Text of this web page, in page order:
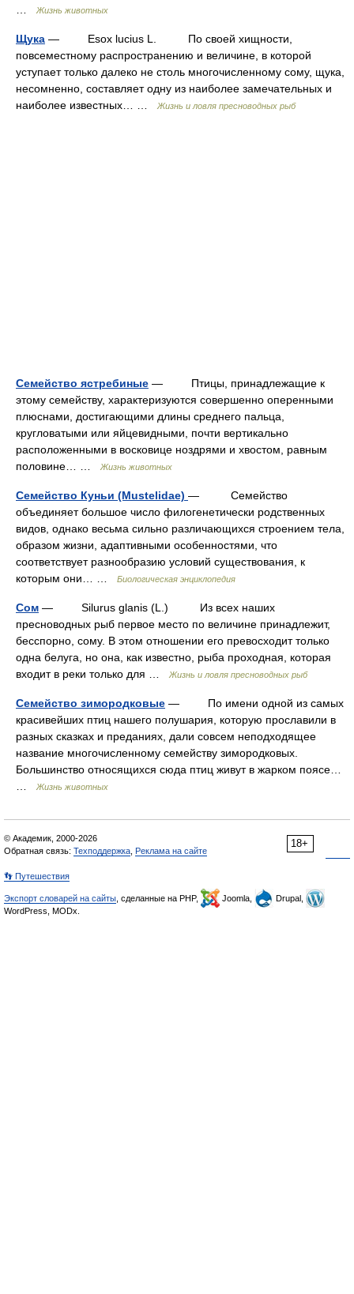
Жизнь животных
Щука — Esox lucius L. По своей хищности,
повсеместному распространению и величине, в которой
уступает только далеко не столь многочисленному сому, щука,
несомненно, составляет одну из наиболее замечательных и
наиболее известных… …
Жизнь и ловля пресноводных рыб
Семейство ястребиные — Птицы, принадлежащие к
этому семейству, характеризуются совершенно оперенными
плюснами, достигающими длины среднего пальца,
кругловатыми или яйцевидными, почти вертикально
расположенными в восковице ноздрями и хвостом, равным
половине… …
Жизнь животных
Семейство Куньи (Mustelidae) — Семейство
объединяет большое число филогенетически родственных
видов, однако весьма сильно различающихся строением тела,
образом жизни, адаптивными особенностями, что
соответствует разнообразию условий существования, к
которым они… …
Биологическая энциклопедия
Сом — Silurus glanis (L.) Из всех наших
пресноводных рыб первое место по величине принадлежит,
бесспорно, сому. В этом отношении его превосходит только
одна белуга, но она, как известно, рыба проходная, которая
входит в реки только для …
Жизнь и ловля пресноводных рыб
Семейство зимородковые — По имени одной из самых
красивейших птиц нашего полушария, которую прославили в
разных сказках и преданиях, дали совсем неподходящее
название многочисленному семейству зимородковых.
Большинство относящихся сюда птиц живут в жарком поясе…
Жизнь животных
18+
© Академик, 2000-2026
Обратная связь: Техподдержка Реклама на сайте
👣 Путешествия
Экспорт словарей на сайты , сделанные на PHP, Joomla,
Drupal,
WordPress, MODx.